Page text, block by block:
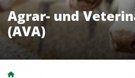
Agrar- und
(AVA)